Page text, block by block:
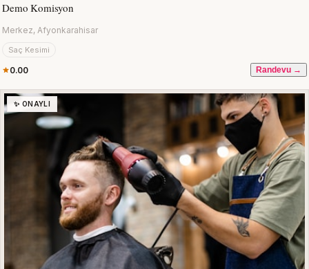
Demo Komisyon
Merkez, Afyonkarahisar
Saç Kesimi
0.00 Randevu →
✨ ONAYLI